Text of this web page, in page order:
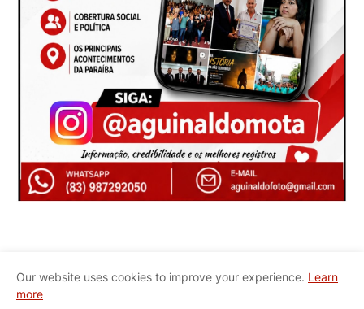
Our website uses cookies to improve your experience. Learn
more